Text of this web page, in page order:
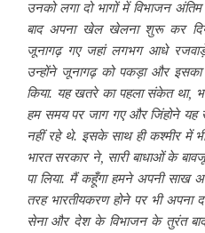
उनको लगा दो भागों में विभाजन
बाद अपना खेल खेलना शुरू कर
जूनागढ़ गए जहां लगभग आधे
उन्होंने जूनागढ़ को पकड़ा और इसका
किया. यह खतरे का पहला संकेत था,
हम समय पर जाग गए और जिंहोने यह
नहीं रहे थे. इसके साथ ही कश्मीर में
भारत सरकार ने, सारी बाधाओं के
पा लिया. मैं कहूँगा हमने अपनी साख
तरह भारतीयकरण होने पर भी अपना
सेना और देश के विभाजन के तुरंत